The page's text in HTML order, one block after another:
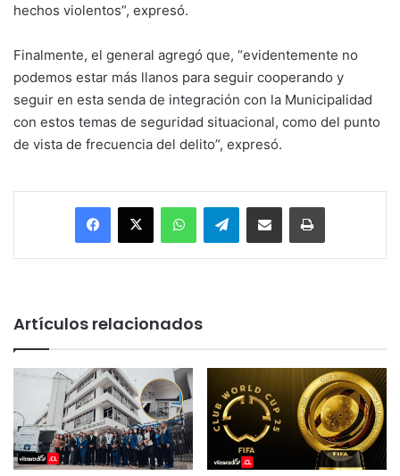
hechos violentos”, expresó.
Finalmente, el general agregó que, “evidentemente no
podemos estar más llanos para seguir cooperando y
seguir en esta senda de integración con la Municipalidad
con estos temas de seguridad situacional, como del punto
de vista de frecuencia del delito”, expresó.
Facebook
X WhatsAppTelegramEnviar vía email Imprimir
Artículos relacionados